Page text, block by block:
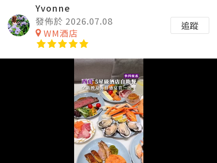
Yvonne
發佈於 2026.07.08
WM酒店
追蹤